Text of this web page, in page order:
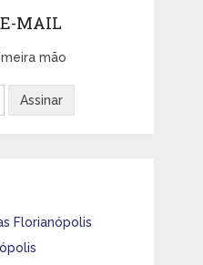
E-MAIL
mão
Florianópolis